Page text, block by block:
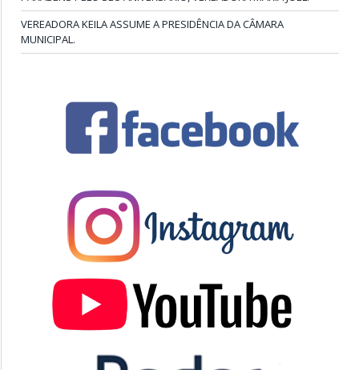
VEREADORA KEILA ASSUME A PRESIDÊNCIA DA CÂMARA
MUNICIPAL.